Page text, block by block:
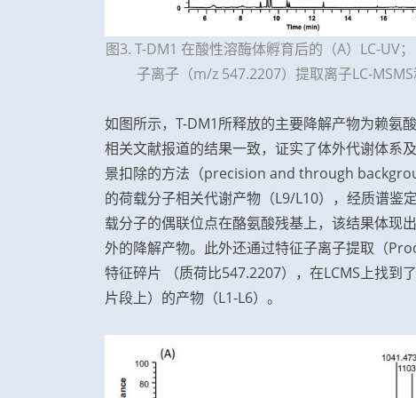
图3. T-DM1 在酸性溶酶体孵育后的（A）LC-UV
子离子（m/z 547.2207）提取离子LC-
如图所示，T-DM1所释放的主要降解产物为赖氨
相关文献报道的结果一致，证实了体外代谢体系
景扣除的方法（precision and through
的荷载分子相关代谢产物（L9/L10），经质谱鉴
载分子的偶联位点在酪氨酸残基上，该结果体现
外的降解产物。此外还通过特征子离子提取（
特征碎片 （质荷比547.2207），在LCMS上找到
片段上）的产物（L1-L6）。